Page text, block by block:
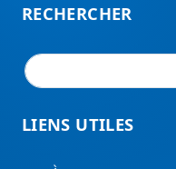
RECHERCHER
LIENS UTILES